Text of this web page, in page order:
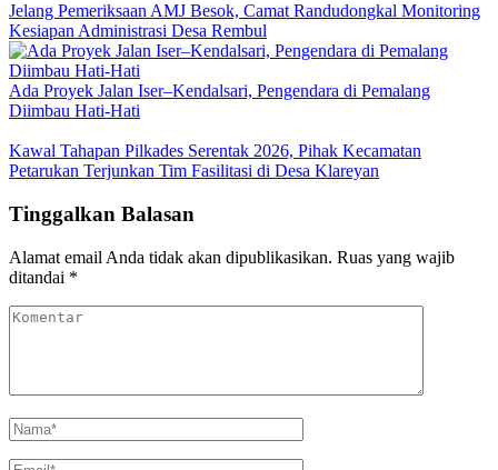
Jelang Pemeriksaan AMJ Besok, Camat Randudongkal Monitoring
Kesiapan Administrasi Desa Rembul
Ada Proyek Jalan Iser–Kendalsari, Pengendara di Pemalang
Diimbau Hati-Hati
Kawal Tahapan Pilkades Serentak 2026, Pihak Kecamatan
Petarukan Terjunkan Tim Fasilitasi di Desa Klareyan
Tinggalkan Balasan
Alamat email Anda tidak akan dipublikasikan. Ruas yang wajib
ditandai *